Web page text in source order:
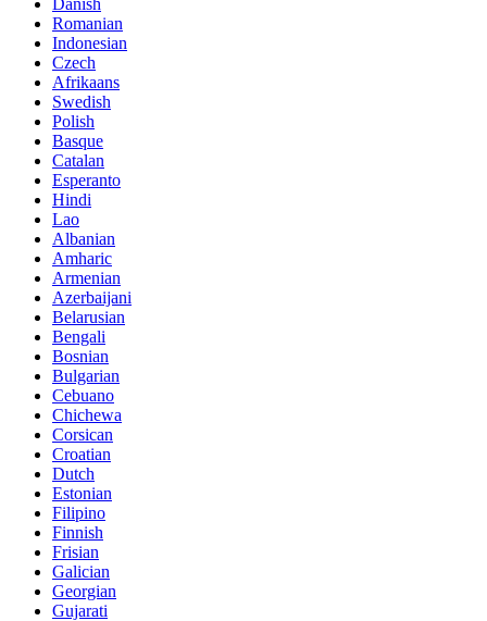
Romanian
Indonesian
Czech
Afrikaans
Swedish
Polish
Basque
Catalan
Esperanto
Hindi
Lao
Albanian
Amharic
Armenian
Azerbaijani
Belarusian
Bengali
Bosnian
Bulgarian
Cebuano
Chichewa
Corsican
Croatian
Dutch
Estonian
Filipino
Finnish
Frisian
Galician
Georgian
Gujarati